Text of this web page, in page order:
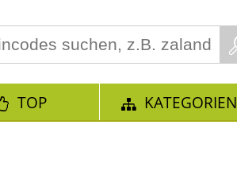
TOP KATEGORIEN